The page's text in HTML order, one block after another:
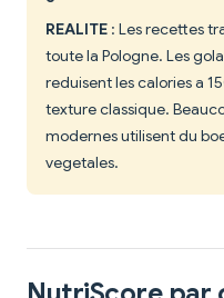
REALITE : Les recettes
toute la Pologne. Les
reduisent les calories a
texture classique.
modernes utilisent du
vegetales.